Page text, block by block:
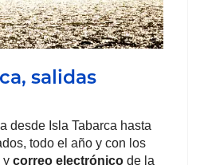
salidas
desde Isla Tabarca hasta
todo el año y con los
y correo electrónico de la